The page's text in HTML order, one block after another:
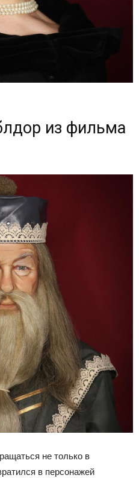
из фильма
не только в
в персонажей